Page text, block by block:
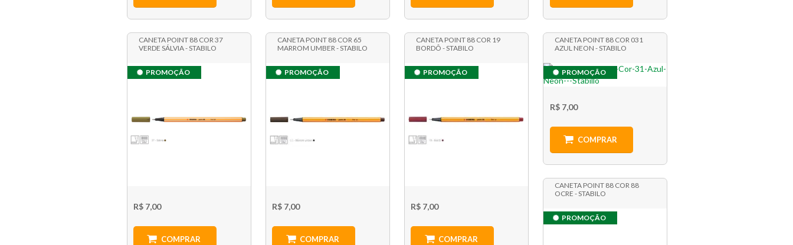
CANETA POINT 88 COR 37
VERDE SÁLVIA - STABILO
PROMOÇÃO
R$ 7,00
COMPRAR
CANETA POINT 88 COR 65
MARROM UMBER - STABILO
PROMOÇÃO
R$ 7,00
COMPRAR
CANETA POINT 88 COR 19
BORDÔ - STABILO
PROMOÇÃO
R$ 7,00
COMPRAR
CANETA POINT 88 COR 031
AZUL NEON - STABILO
PROMOÇÃO
R$ 7,00
COMPRAR
CANETA POINT 88 COR 88
OCRE - STABILO
PROMOÇÃO